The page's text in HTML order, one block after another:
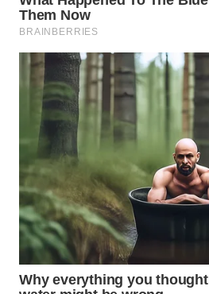
UTARA
WN
SAMOSIR
WN
PADANG
SUMEDANG
WN
CIANJUR